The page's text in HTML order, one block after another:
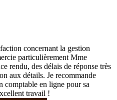
concernant la gestion
particulièrement Mme
rendu, des délais de réponse très
aux détails. Je recommande
comptable en ligne pour sa
travail !